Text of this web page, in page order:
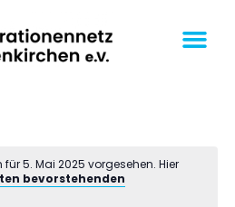
5. Mai 2025 vorgesehen. Hier
bevorstehenden